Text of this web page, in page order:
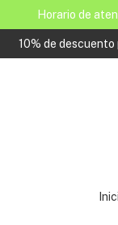
Horario de
10% de